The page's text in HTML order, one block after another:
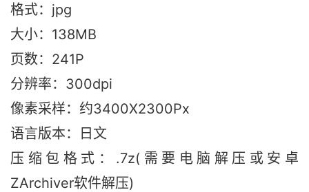
格式：jpg
大小：138MB
页数：241P
分辨率：300dpi
像素采样：约3400X2300Px
语言版本：日文
压缩包格式：.7z(需要电脑解压或安卓
ZArchiver软件解压)